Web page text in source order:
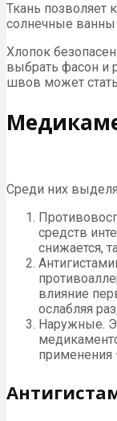
Ткань позволяет
солнечные ванны
Хлопок
выбрать фасон и
швов может
Среди них
средств
снижается,
влияние
ослабляя
Наружные.
применения